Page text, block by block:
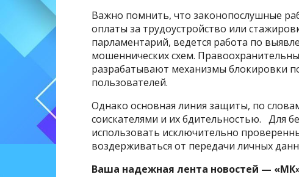
Важно помнить, что законопослушные
оплаты за трудоустройство или
парламентарий, ведется работа по
мошеннических схем.
разрабатывают механизмы блокировки
пользователей.
Однако основная линия защиты, по
соискателями и их бдительностью. Для
использовать исключительно
воздерживаться от передачи личных
Ваша надежная лента новостей —